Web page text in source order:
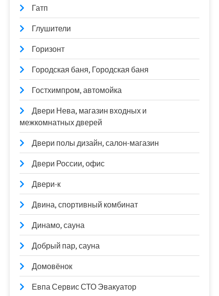
Гатп
Глушители
Горизонт
Городская баня, Городская баня
Гостхимпром, автомойка
Двери Нева, магазин входных и
межкомнатных дверей
Двери полы дизайн, салон-магазин
Двери России, офис
Двери-к
Двина, спортивный комбинат
Динамо, сауна
Добрый пар, сауна
Домовёнок
Евпа Сервис СТО Эвакуатор